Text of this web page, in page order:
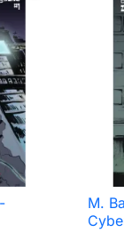
M.